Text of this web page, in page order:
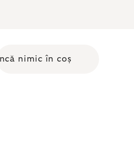
Coş de cumpărături
Încă nimic în coș